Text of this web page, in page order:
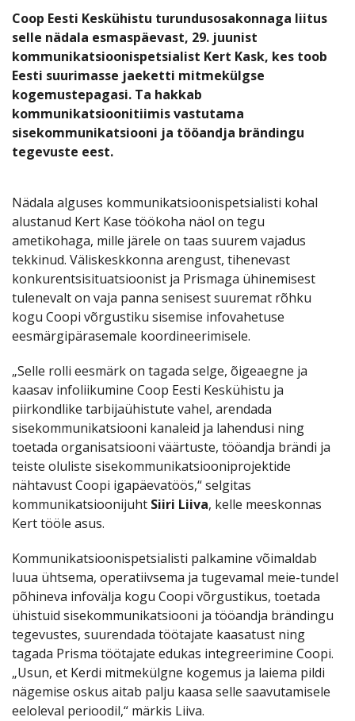
Coop Eesti Keskühistu turundusosakonnaga liitus
selle nädala esmaspäevast, 29. juunist
kommunikatsioonispetsialist Kert Kask, kes toob
Eesti suurimasse jaeketti mitmekülgse
kogemustepagasi. Ta hakkab
kommunikatsioonitiimis vastutama
sisekommunikatsiooni ja tööandja brändingu
tegevuste eest.
Nädala alguses kommunikatsioonispetsialisti kohal
alustanud Kert Kase töökoha näol on tegu
ametikohaga, mille järele on taas suurem vajadus
tekkinud. Väliskeskkonna arengust, tihenevast
konkurentsisituatsioonist ja Prismaga ühinemisest
tulenevalt on vaja panna senisest suuremat rõhku
kogu Coopi võrgustiku sisemise infovahetuse
eesmärgipärasemale koordineerimisele.
„Selle rolli eesmärk on tagada selge, õigeaegne ja
kaasav infoliikumine Coop Eesti Keskühistu ja
piirkondlike tarbijaühistute vahel, arendada
sisekommunikatsiooni kanaleid ja lahendusi ning
toetada organisatsiooni väärtuste, tööandja brändi ja
teiste oluliste sisekommunikatsiooniprojektide
nähtavust Coopi igapäevatöös,“ selgitas
kommunikatsioonijuht Siiri Liiva, kelle meeskonnas
Kert tööle asus.
Kommunikatsioonispetsialisti palkamine võimaldab
luua ühtsema, operatiivsema ja tugevamal meie-tundel
põhineva infovälja kogu Coopi võrgustikus, toetada
ühistuid sisekommunikatsiooni ja tööandja brändingu
tegevustes, suurendada töötajate kaasatust ning
tagada Prisma töötajate edukas integreerimine Coopi.
„Usun, et Kerdi mitmekülgne kogemus ja laiema pildi
nägemise oskus aitab palju kaasa selle saavutamisele
eeloleval perioodil,“ märkis Liiva.